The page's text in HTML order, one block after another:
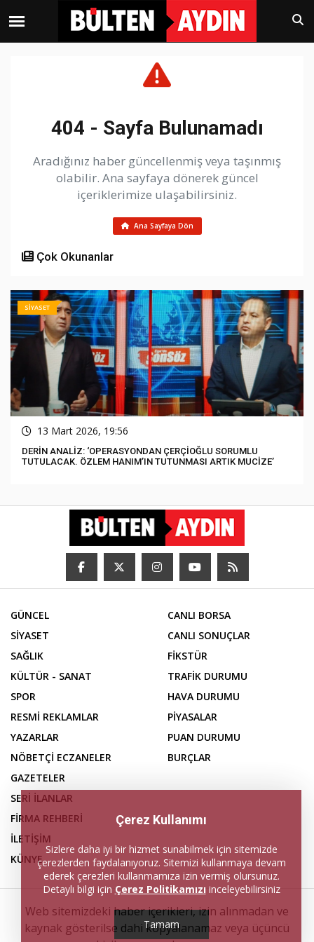
404 - Sayfa Bulunamadı
Aradığınız haber güncellenmiş veya taşınmış
olabilir. Ana sayfaya dönerek güncel
içeriklerimize ulaşabilirsiniz.
Ana Sayfaya Dön
Çok Okunanlar
SİYASET
13 Mart 2026, 19:56
DERİN ANALİZ: ‘OPERASYONDAN ÇERÇİOĞLU SORUMLU
TUTULACAK. ÖZLEM HANIM’IN TUTUNMASI ARTIK MUCİZE’
GÜNCEL
SİYASET
SAĞLIK
KÜLTÜR - SANAT
SPOR
RESMİ REKLAMLAR
YAZARLAR
NÖBETÇİ ECZANELER
CANLI BORSA
CANLI SONUÇLAR
FİKSTÜR
TRAFİK DURUMU
HAVA DURUMU
PİYASALAR
PUAN DURUMU
BURÇLAR
GAZETELER
SERİ İLANLAR
FİRMA REHBERİ
İLETİŞİM
KÜNYE
Web sitemizdeki haber içerikleri, izin alınmadan ve
kaynak gösterilse dahi kopyalanamaz veya üçüncü
Çerez Kullanımı
Sizlere daha iyi bir hizmet sunabilmek için sitemizde
çerezlerden faydalanıyoruz. Sitemizi kullanmaya devam
ederek çerezleri kullanmamıza izin vermiş olursunuz.
Detaylı bilgi için Çerez Politikamızı inceleyebilirsiniz
Tamam